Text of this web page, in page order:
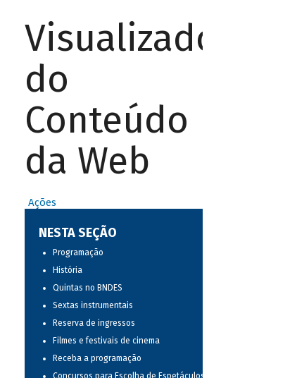
Visualizador
do
Conteúdo
da Web
Ações
NESTA SEÇÃO
Programação
História
Quintas no BNDES
Sextas instrumentais
Reserva de ingressos
Filmes e festivais de cinema
Receba a programação